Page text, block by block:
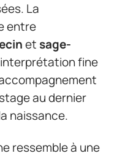
La
entre
et sage-
fine
au dernier
naissance.
ressemble à une